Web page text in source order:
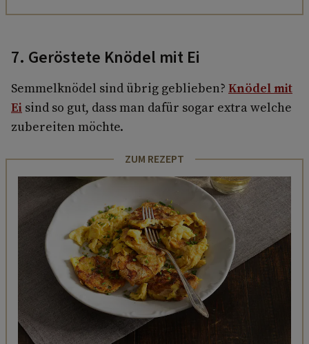
7. Geröstete Knödel mit Ei
Semmelknödel sind übrig geblieben? Knödel mit
Ei sind so gut, dass man dafür sogar extra welche
zubereiten möchte.
ZUM REZEPT